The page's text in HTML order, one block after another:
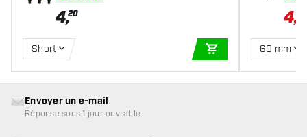
4,20
Short
AJOUTER AU
4,17
60 mm
Envoyer un e-mail
Réponse sous 1 jour ouvrable